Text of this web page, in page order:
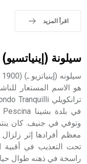
اقرأ المزيد
سيلونة (إينياتسيو)
هو الاسم المستعار
وتوفي في جنيف. كان
تحت التعذيب في أقبية
راسخة في ذهنه طوال